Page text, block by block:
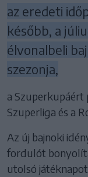
az eredeti
később, a
élvonalbeli
szezonja,
a Szuperkupáért
Szuperliga és a
Az új bajnoki
fordulót
utolsó